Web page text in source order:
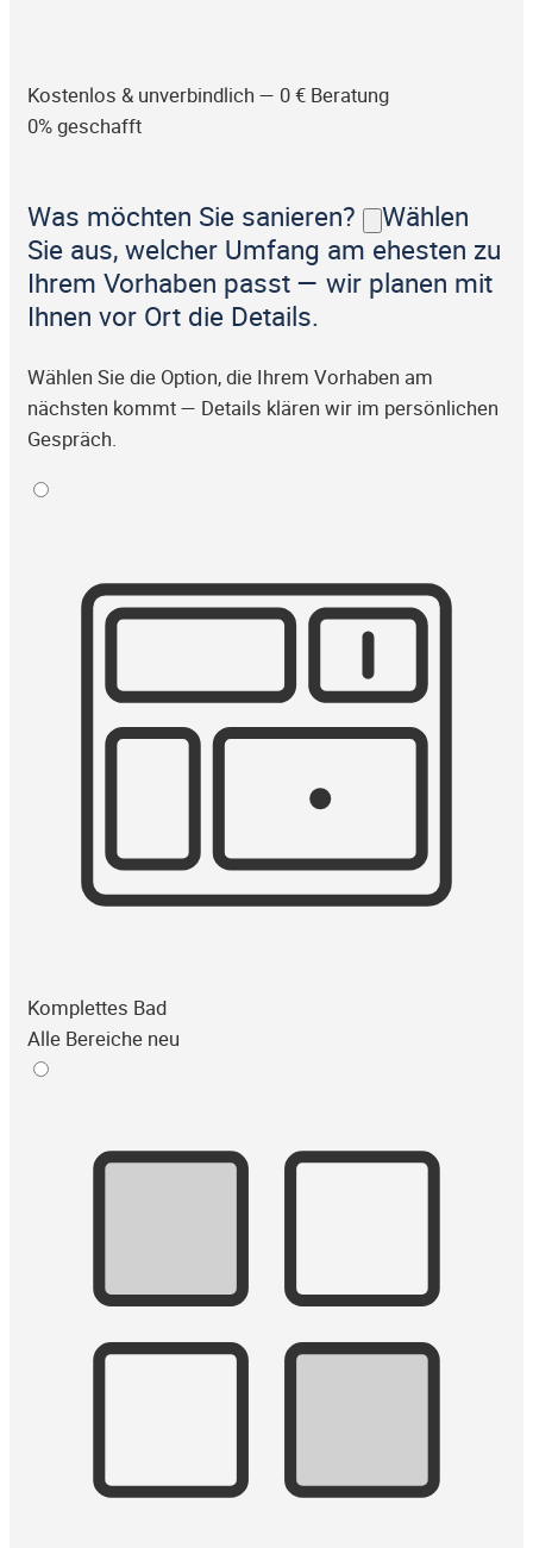
Kostenlos & unverbindlich — 0 € Beratung
0% geschafft
Was möchten Sie sanieren?
Wählen
Sie aus, welcher Umfang am ehesten zu
Ihrem Vorhaben passt — wir planen mit
Ihnen vor Ort die Details.
Wählen Sie die Option, die Ihrem Vorhaben am
nächsten kommt — Details klären wir im persönlichen
Gespräch.
Komplettes Bad
Alle Bereiche neu